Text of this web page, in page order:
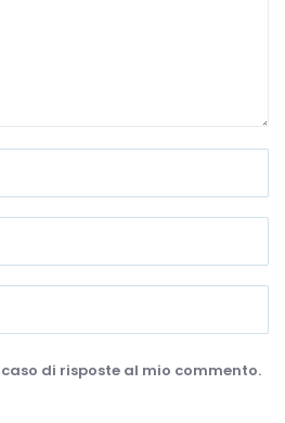
di risposte al mio commento.